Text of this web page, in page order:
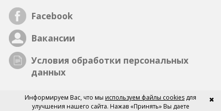
Facebook
Вакансии
Условия обработки персональных
данных
Информируем Вас, что мы используем файлы cookies для
улучшения нашего сайта. Нажав «Принять» Вы даете